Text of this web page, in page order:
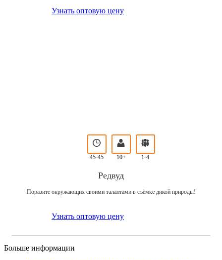
Узнать оптовую цену
45-45 10+ 1-4
Редвуд
Поразите окружающих своими талантами в съёмке дикой природы!
Узнать оптовую цену
Больше информации